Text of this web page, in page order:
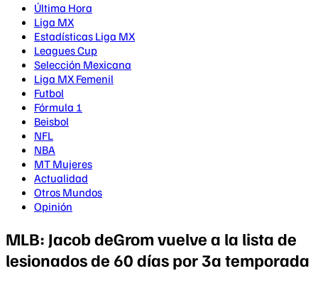
Última Hora
Liga MX
Estadísticas Liga MX
Leagues Cup
Selección Mexicana
Liga MX Femenil
Futbol
Fórmula 1
Beisbol
NFL
NBA
MT Mujeres
Actualidad
Otros Mundos
Opinión
MLB: Jacob deGrom vuelve a la lista de
lesionados de 60 días por 3a temporada